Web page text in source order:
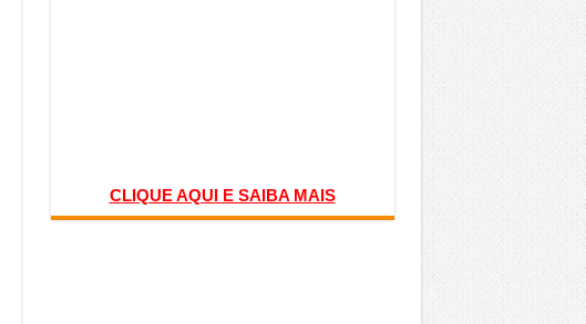
CLIQUE AQUI E SAIBA MAIS